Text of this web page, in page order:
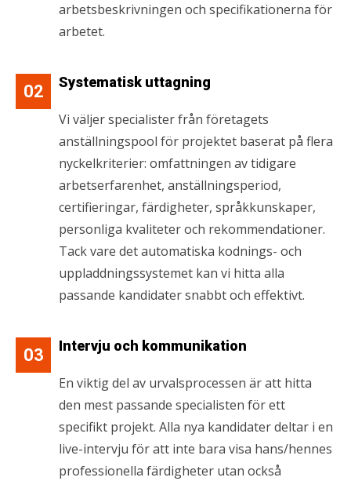
arbetsbeskrivningen och specifikationerna för
arbetet.
02 Systematisk uttagning
Vi väljer specialister från företagets
anställningspool för projektet baserat på flera
nyckelkriterier: omfattningen av tidigare
arbetserfarenhet, anställningsperiod,
certifieringar, färdigheter, språkkunskaper,
personliga kvaliteter och rekommendationer.
Tack vare det automatiska kodnings- och
uppladdningssystemet kan vi hitta alla
passande kandidater snabbt och effektivt.
03 Intervju och kommunikation
En viktig del av urvalsprocessen är att hitta
den mest passande specialisten för ett
specifikt projekt. Alla nya kandidater deltar i en
live-intervju för att inte bara visa hans/hennes
professionella färdigheter utan också